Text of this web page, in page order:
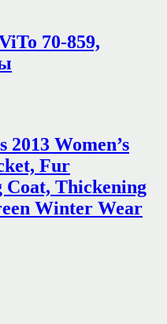
70-859,
Women’s
Fur
Thickening
Winter Wear